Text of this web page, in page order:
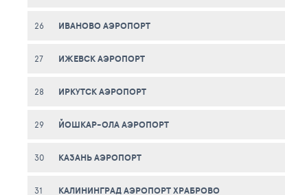
26 ИВАНОВО АЭРОПОРТ
27 ИЖЕВСК АЭРОПОРТ
28 ИРКУТСК АЭРОПОРТ
29 ЙОШКАР-ОЛА АЭРОПОРТ
30 КАЗАНЬ АЭРОПОРТ
31 КАЛИНИНГРАД АЭРОПОРТ ХРАБРОВО